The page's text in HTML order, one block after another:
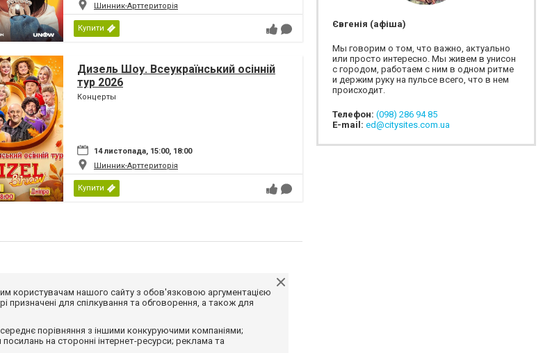
Шинник-Арттериторія
Купити
Дизель Шоу. Всеукраїнський осінній
тур 2026
Концерты
14 листопада, 15:00, 18:00
Шинник-Арттериторія
Купити
користувачам нашого сайту з обов'язковою аргументацією
для спілкування та обговорення, а також для
порівняння з іншими конкуруючими компаніями;
посилань на сторонні інтернет-ресурси; реклама та
Євгенія (афіша)
Мы говорим о том, что важно, актуально
или просто интересно. Мы живем в унисон
с городом, работаем с ним в одном ритме
и держим руку на пульсе всего, что в нем
происходит.
Телефон: (098) 286 94 85
E-mail: ed@citysites.com.ua